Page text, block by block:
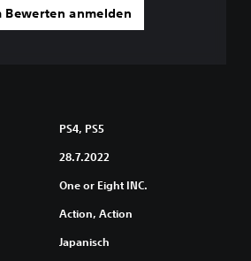
Bewerten anmelden
PS4, PS5
28.7.2022
One or Eight INC.
Action, Action
Japanisch